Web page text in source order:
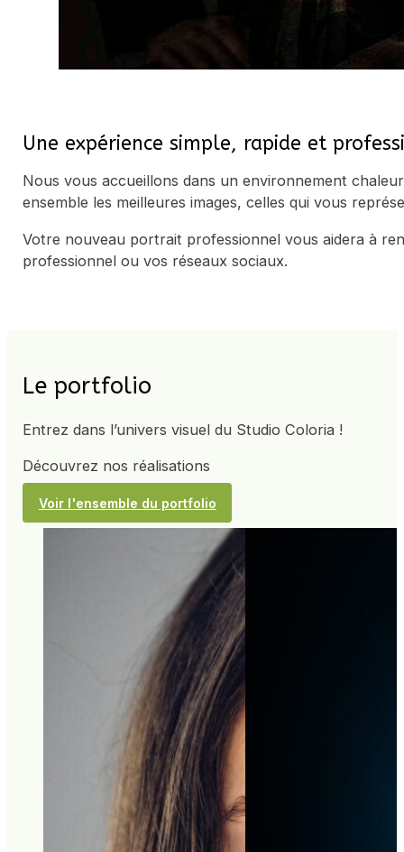
Une expérience simple, rapide et
Nous vous accueillons dans un environnement
ensemble les meilleures images, celles qui vous
Votre nouveau portrait professionnel vous aidera à
professionnel ou vos réseaux sociaux.
Le portfolio
Entrez dans l’univers visuel du Studio Coloria !
Découvrez nos réalisations
Voir l'ensemble du portfolio